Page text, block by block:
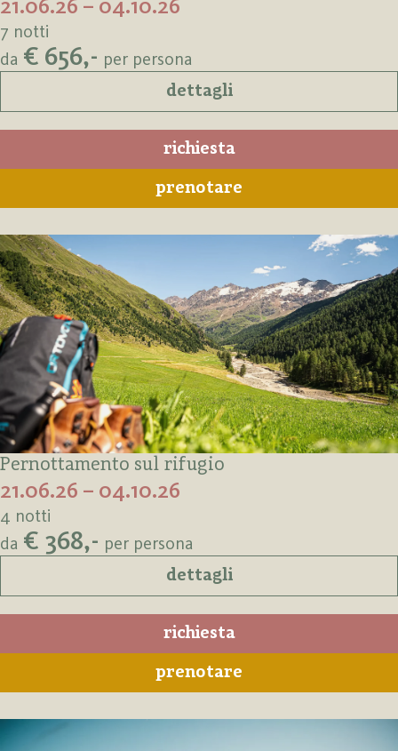
21.06.26 – 04.10.26
7 notti
da € 656,- per persona
dettagli
richiesta
prenotare
Pernottamento sul rifugio
21.06.26 – 04.10.26
4 notti
da € 368,- per persona
dettagli
richiesta
prenotare